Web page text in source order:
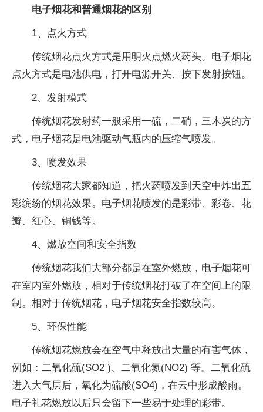
电子烟花和普通烟花的区别
1、点火方式
传统烟花点火方式是用明火点燃火药头。电子烟花
点火方式是电池供电，打开电源开关、按下发射按钮。
2、发射模式
传统烟花发射药一般采用一硫，二硝，三木炭的方
式，电子烟花是电池驱动气瓶内的压缩气喷发。
3、喷发效果
传统烟花大家都知道，把火药喷发到天空中炸出五
彩缤纷的烟花效果。电子烟花喷发的是彩带、彩卷、花
瓣、红心、铜钱等。
4、燃放空间和安全指数
传统烟花我们大部分都是在室外燃放，电子烟花可
在室内室外燃放，相对于传统烟花打破了在空间上的限
制。相对于传统烟花，电子烟花安全指数较高。
5、环保性能
传统烟花燃放会在空气中释放出大量的有害气体，
例如：二氧化硫(SO2 )、二氧化氮(NO2) 等。二氧化硫
进入大气层后，氧化为硫酸(SO4)，在云中形成酸雨。
电子礼花燃放以后只会留下一些易于处理的彩带。